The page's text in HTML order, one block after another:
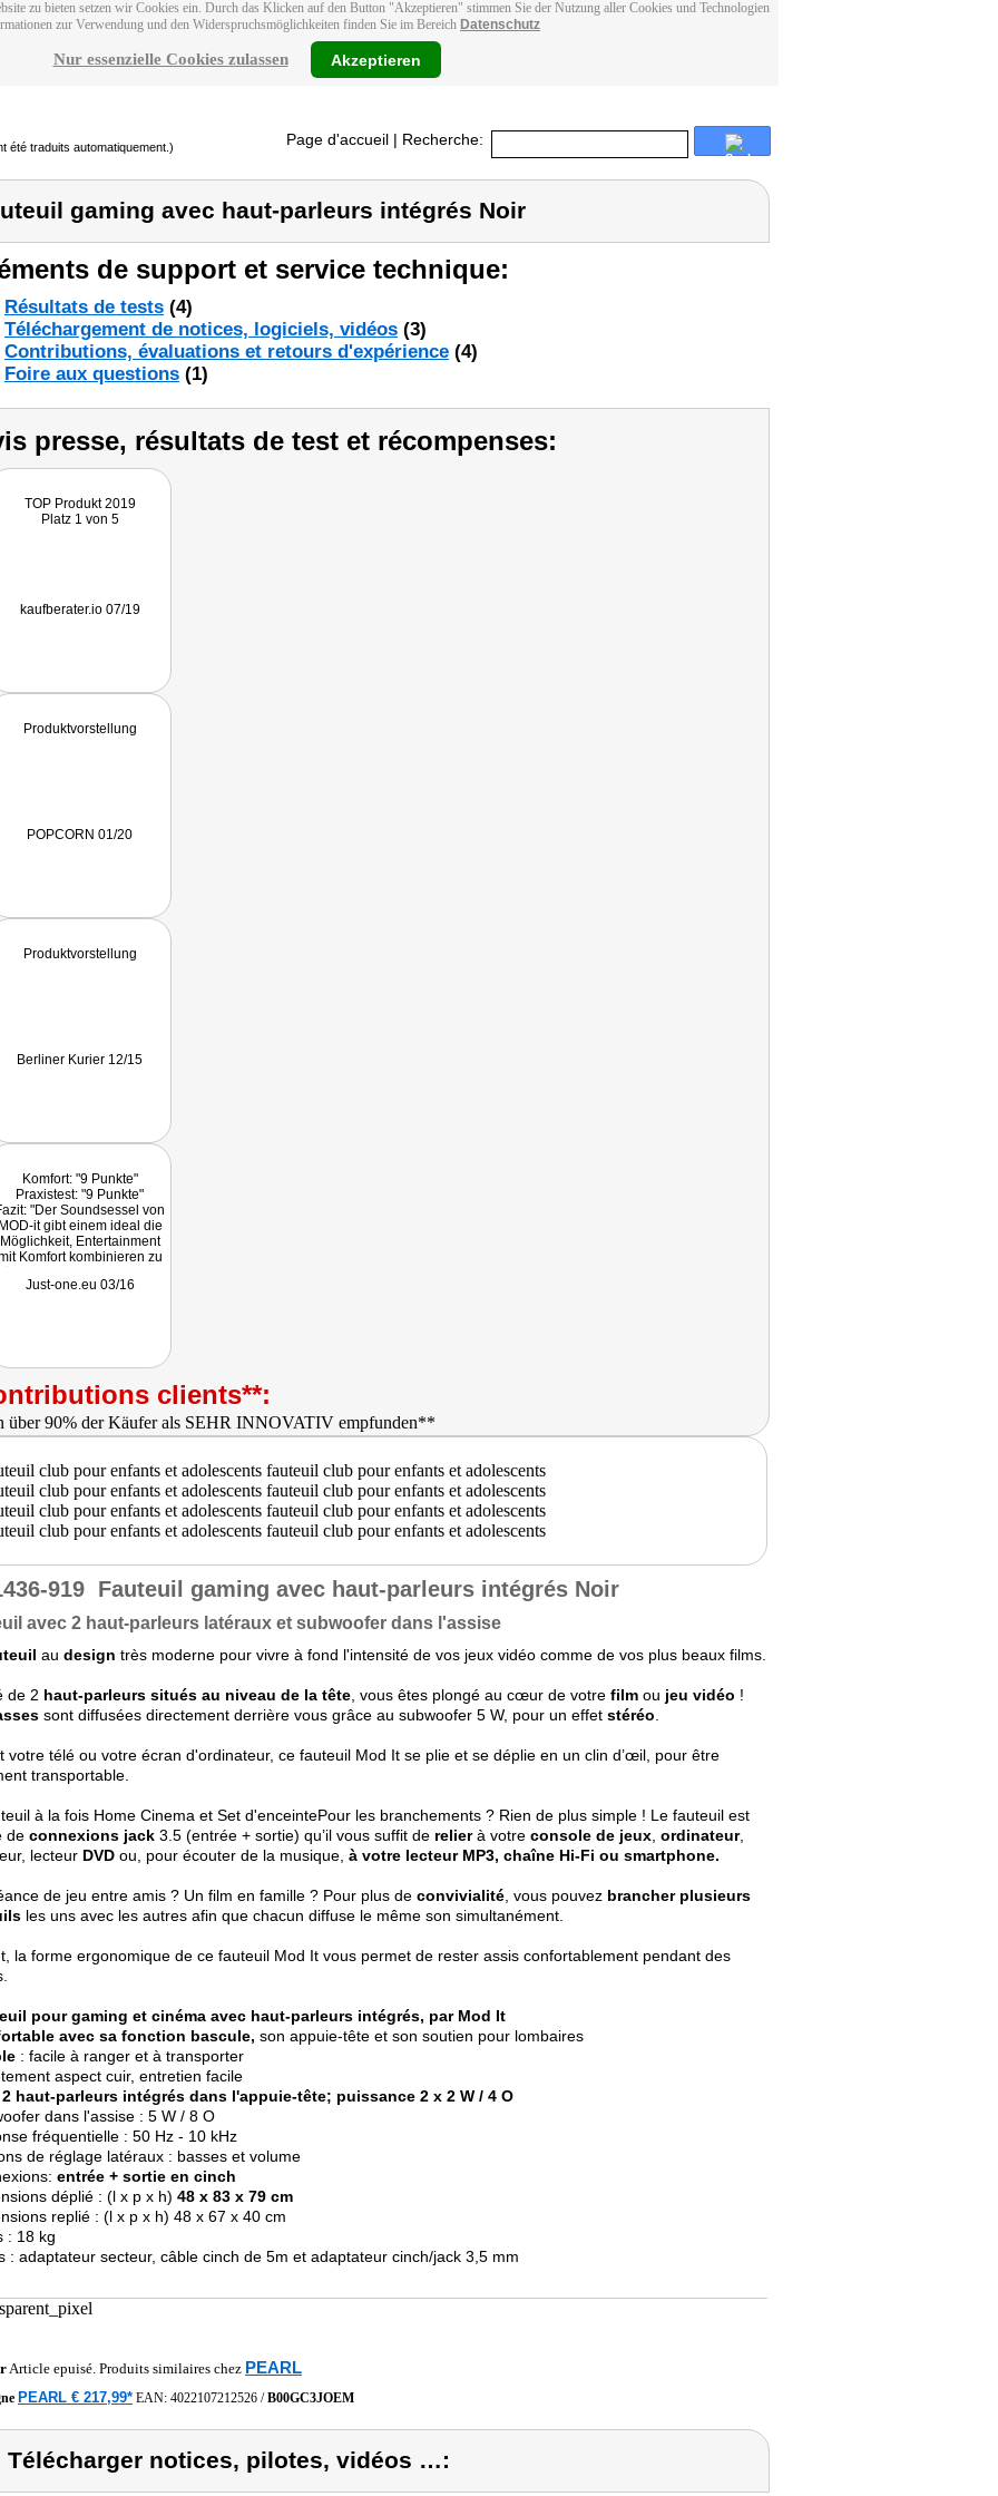
zu bieten setzen wir Cookies ein. Durch das Klicken auf den Button "Akzeptieren" stimmen Sie der Nutzung aller Cookies und Technologien
zur Verwendung und den Widerspruchsmöglichkeiten finden Sie im Bereich Datenschutz
Nur essenzielle Cookies zulassen Akzeptieren
été traduits automatiquement.) Page d'accueil | Recherche:
gaming avec haut-parleurs intégrés Noir
de support et service technique:
Résultats de tests (4)
Téléchargement de notices, logiciels, vidéos (3)
Contributions, évaluations et retours d'expérience (4)
Foire aux questions (1)
presse, résultats de test et récompenses:
TOP Produkt 2019
Platz 1 von 5
kaufberater.io 07/19
Produktvorstellung
POPCORN 01/20
Produktvorstellung
Berliner Kurier 12/15
Komfort: "9 Punkte"
Praxistest: "9 Punkte"
"Der Soundsessel von
it gibt einem ideal die
Möglichkeit, Entertainment
Komfort kombinieren zu
überzeugend, kann dieser
Entertainment seiner
genießen ist hierbei
das Motto."
Just-one.eu 03/16
clients**:
919 Fauteuil gaming avec haut-parleurs intégrés Noir
avec 2 haut-parleurs latéraux et subwoofer dans l'assise
au design très moderne pour vivre à fond l'intensité de vos jeux vidéo comme de vos plus beaux films.
de 2 haut-parleurs situés au niveau de la tête , vous êtes plongé au cœur de votre film ou jeu vidéo !
sont diffusées directement derrière vous grâce au subwoofer 5 W, pour un effet stéréo
votre télé ou votre écran d'ordinateur, ce fauteuil Mod It se plie et se déplie en un clin d’œil, pour être
transportable.
à la fois Home Cinema et Set d'enceintePour les branchements ? Rien de plus simple ! Le fauteuil est
de connexions jack 3.5 (entrée + sortie) qu’il vous suffit de relierà votre console de jeux ordinateur,
lecteur DVD ou, pour écouter de la musique, à votre lecteur MP3, chaîne Hi-Fi ou smartphone.
de jeu entre amis ? Un film en famille ? Pour plus de convivialité , vous pouvez brancher plusieurs
les uns avec les autres afin que chacun diffuse le même son simultanément.
la forme ergonomique de ce fauteuil Mod It vous permet de rester assis confortablement pendant des
pour gaming et cinéma avec haut-parleurs intégrés, par Mod It
avec sa fonction bascule, son appuie-tête et son soutien pour lombaires
: facile à ranger et à transporter
aspect cuir, entretien facile
2 haut-parleurs intégrés dans l'appuie-tête; puissance 2 x 2 W / 4 O
dans l'assise : 5 W / 8 O
fréquentielle : 50 Hz - 10 kHz
de réglage latéraux : basses et volume
entrée + sortie en cinch
déplié : (l x p x h) 48 x 83 x 79 cm
replié : (l x p x h) 48 x 67 x 40 cm
: 18 kg
: adaptateur secteur, câble cinch de 5m et adaptateur cinch/jack 3,5 mm
Article epuisé. Produits similaires chez PEARL
PEARL € 217,99* EAN: 4022107212526 /B00GC3JOEM
Télécharger notices, pilotes, vidéos …: